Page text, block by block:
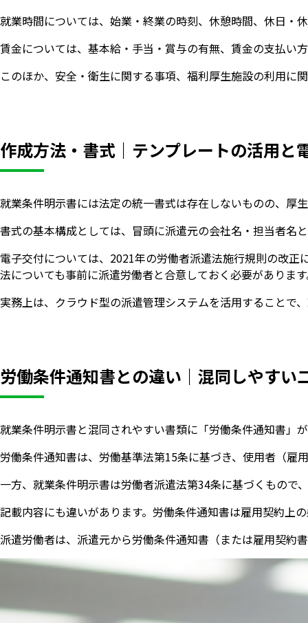
就業時間については、始業・終業の時刻、休憩時間、休日・
賃金については、基本給・手当・賞与の有無、賃金の支払い
このほか、安全・衛生に関する事項、福利厚生施設の利用に
作成方法・書式｜テンプレートの活用と
就業条件明示書には法定の統一書式は存在しないものの、厚
書式の基本構成としては、冒頭に派遣元の会社名・担当者名
電子交付については、2021年の労働者派遣法施行規則の改
法についても事前に派遣労働者と合意しておく必要がありま
実務上は、クラウド型の派遣管理システムを活用することで
労働条件通知書との違い｜混同しやすい
就業条件明示書と混同されやすい書類に「労働条件通知書」
労働条件通知書は、労働基準法第15条に基づき、使用者（雇
一方、就業条件明示書は労働者派遣法第34条に基づくもので
記載内容にも違いがあります。労働条件通知書は雇用契約上
派遣労働者は、派遣元から労働条件通知書（または雇用契約